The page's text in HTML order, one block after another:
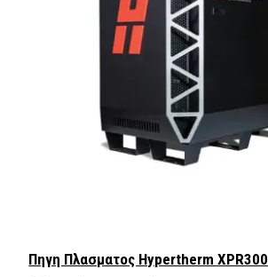
Πηγη Πλασματος Hypertherm XPR300